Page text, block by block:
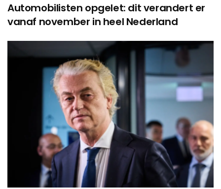
Automobilisten opgelet: dit verandert er
vanaf november in heel Nederland